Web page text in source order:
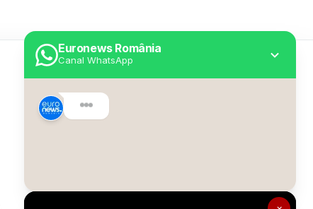
Euronews România
Canal WhatsApp
Despre Euronews